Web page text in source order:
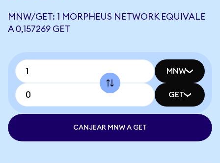
MNW/GET: 1 MORPHEUS NETWORK EQUIVALE
A 0,157269 GET
MNW
GET
CANJEAR MNW A GET